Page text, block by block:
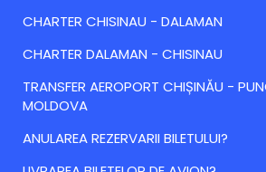
CHARTER CHISINAU - DALAMAN
CHARTER DALAMAN - CHISINAU
TRANSFER AEROPORT CHIȘINĂU -
MOLDOVA
ANULAREA REZERVARII BILETULUI?